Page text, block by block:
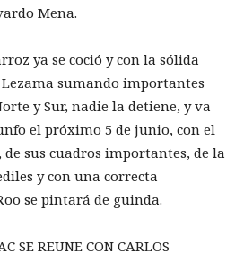
Mena.
ya se coció y con la sólida
sumando importantes
y Sur, nadie la detiene, y va
el próximo 5 de junio, con el
de sus cuadros importantes, de la
y con una correcta
se pintará de guinda.
SE REUNE CON CARLOS